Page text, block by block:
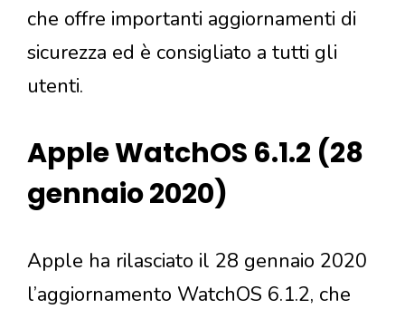
che offre importanti aggiornamenti di
sicurezza ed è consigliato a tutti gli
utenti.
Apple WatchOS 6.1.2 (28
gennaio 2020)
Apple ha rilasciato il 28 gennaio 2020
l’aggiornamento WatchOS 6.1.2, che